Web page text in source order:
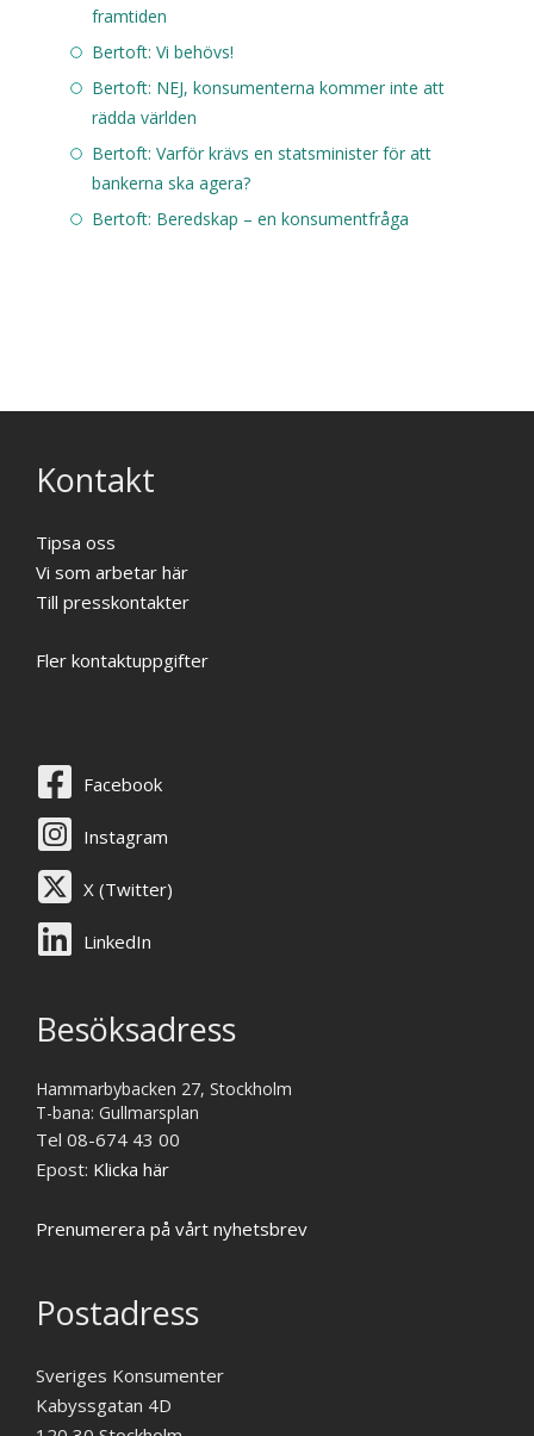
framtiden
Bertoft: Vi behövs!
Bertoft: NEJ, konsumenterna kommer inte att
rädda världen
Bertoft: Varför krävs en statsminister för att
bankerna ska agera?
Bertoft: Beredskap – en konsumentfråga
Kontakt
Tipsa oss
Vi som arbetar här
Till presskontakter
Fler kontaktuppgifter
Facebook
Instagram
X (Twitter)
LinkedIn
Besöksadress
Hammarbybacken 27, Stockholm
T-bana: Gullmarsplan
Tel 08-674 43 00
Epost: Klicka här
Prenumerera på vårt nyhetsbrev
Postadress
Sveriges Konsumenter
Kabyssgatan 4D